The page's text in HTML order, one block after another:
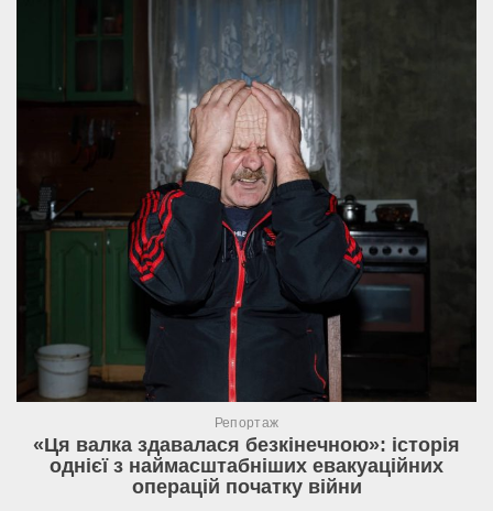
Репортаж
«Ця валка здавалася безкінечною»: історія
однієї з наймасштабніших евакуаційних
операцій початку війни